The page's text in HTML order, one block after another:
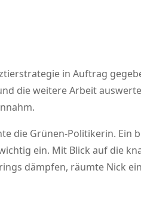
in Auftrag
die weitere Arbeit
die Grünen-Politikerin. Ein
ein. Mit Blick auf die
dämpfen, räumte Nick